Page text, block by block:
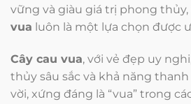
vững và giàu giá trị phong
vua luôn là một lựa chọn được
Cây cau vua, với vẻ đẹp uy
thủy sâu sắc và khả năng
vời, xứng đáng là “vua” trong